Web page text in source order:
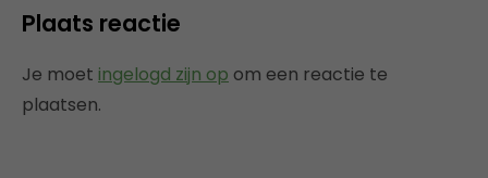
Plaats reactie
Je moet ingelogd zijn op om een reactie te
plaatsen.